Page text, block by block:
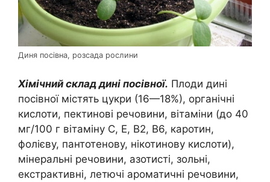
Диня посівна, розсада рослини
Хімічний склад дині посівної. Плоди дині
посівної містять цукри (16—18%), органічні
кислоти, пектинові речовини, вітаміни (до 40
мг/100 г вітаміну C, Е, B2, B6, каротин,
фолієву, пантотенову, нікотинову кислоти),
мінеральні речовини, азотисті, зольні,
екстрактивні, летючі ароматичні речовини,